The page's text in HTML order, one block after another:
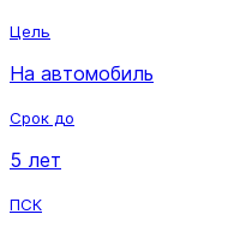
Цель
На автомобиль
Срок до
5 лет
ПСК